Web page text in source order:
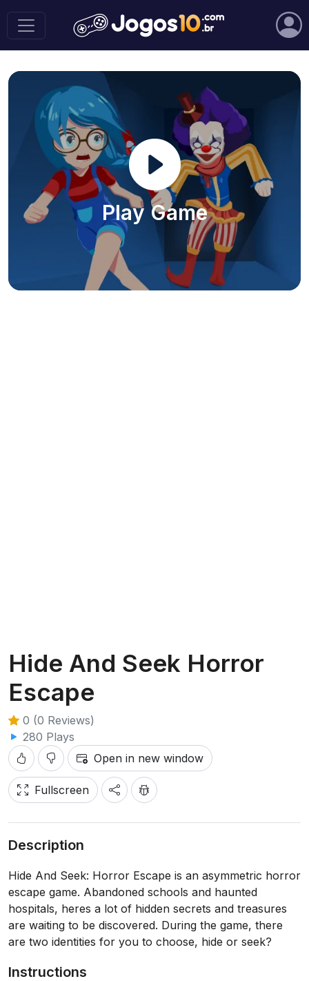
Play Game
Hide And Seek Horror
Escape
0 (0 Reviews)
280 Plays
Open in new window
Fullscreen
Description
Hide And Seek: Horror Escape is an asymmetric horror
escape game. Abandoned schools and haunted
hospitals, heres a lot of hidden secrets and treasures
are waiting to be discovered. During the game, there
are two identities for you to choose, hide or seek?
Instructions